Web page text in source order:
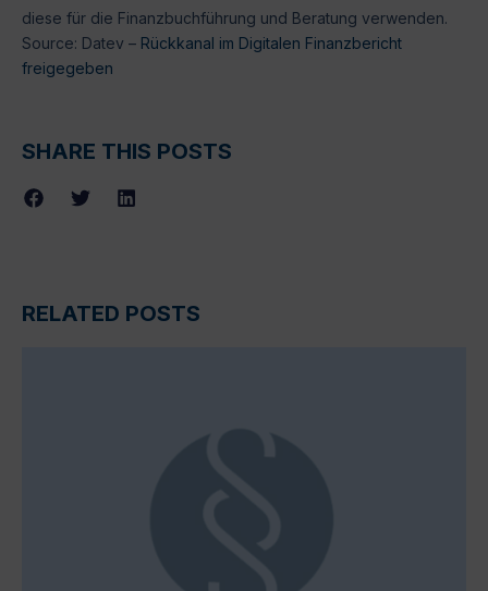
diese für die Finanzbuchführung und Beratung verwenden.
Source: Datev – Rückkanal im Digitalen Finanzbericht
freigegeben
SHARE THIS POSTS
RELATED POSTS